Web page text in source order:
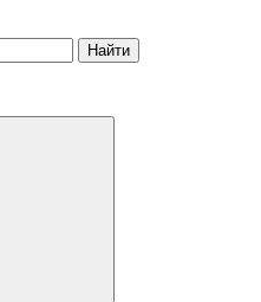
Найти